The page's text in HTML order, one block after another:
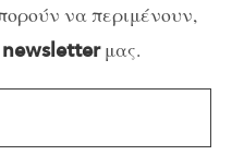
να περιμένουν,
newsletterμας.